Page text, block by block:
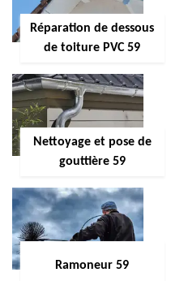
Réparation de dessous
de toiture PVC 59
Nettoyage et pose de
gouttière 59
Ramoneur 59